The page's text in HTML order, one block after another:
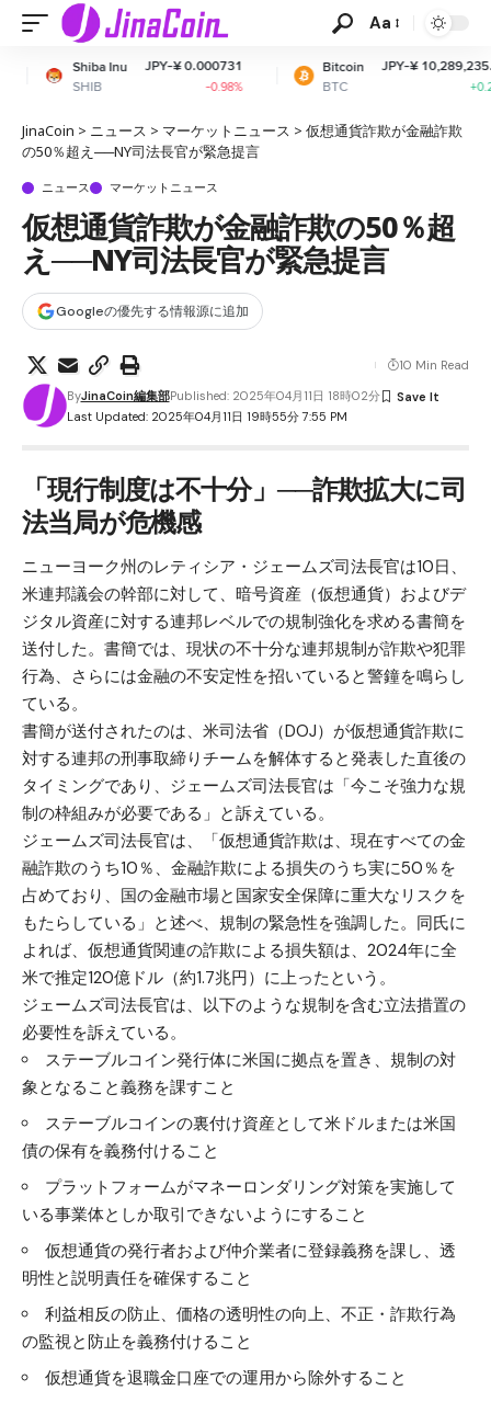
Aa
JPY-¥ 0.000731
-0.98%
Bitcoin
BTC
JPY-¥ 10,289,235.34
JinaCoin > ニュース > マーケットニュース > 仮想通貨詐欺が金融詐欺
の50％超え──NY司法長官が緊急提言
ニュース マーケットニュース
仮想通貨詐欺が金融詐欺の50％超
え──NY司法長官が緊急提言
Googleの優先する情報源に追加
Last Updated: 2025年04月11日 19時55分 7:55 PM
ByJinaCoin編集部Published: 2025年04月11日 18時02分
10 Min Read
「現行制度は不十分」──詐欺拡大に司
法当局が危機感
ニューヨーク州のレティシア・ジェームズ司法長官は10日、
米連邦議会の幹部に対して、暗号資産（仮想通貨）およびデ
ジタル資産に対する連邦レベルでの規制強化を求める書簡を
送付した。書簡では、現状の不十分な連邦規制が詐欺や犯罪
行為、さらには金融の不安定性を招いていると警鐘を鳴らし
ている。
書簡が送付されたのは、米司法省（DOJ）が仮想通貨詐欺に
対する連邦の刑事取締りチームを解体すると発表した直後の
タイミングであり、ジェームズ司法長官は「今こそ強力な規
制の枠組みが必要である」と訴えている。
ジェームズ司法長官は、「仮想通貨詐欺は、現在すべての金
融詐欺のうち10％、金融詐欺による損失のうち実に50％を
占めており、国の金融市場と国家安全保障に重大なリスクを
もたらしている」と述べ、規制の緊急性を強調した。同氏に
よれば、仮想通貨関連の詐欺による損失額は、2024年に全
米で推定120億ドル（約1.7兆円）に上ったという。
ジェームズ司法長官は、以下のような規制を含む立法措置の
必要性を訴えている。
ステーブルコイン発行体に米国に拠点を置き、規制の対
象となること義務を課すこと
ステーブルコインの裏付け資産として米ドルまたは米国
債の保有を義務付けること
プラットフォームがマネーロンダリング対策を実施して
いる事業体としか取引できないようにすること
仮想通貨の発行者および仲介業者に登録義務を課し、透
明性と説明責任を確保すること
利益相反の防止、価格の透明性の向上、不正・詐欺行為
の監視と防止を義務付けること
仮想通貨を退職金口座での運用から除外すること